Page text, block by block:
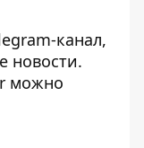
канал,
новости.
можно